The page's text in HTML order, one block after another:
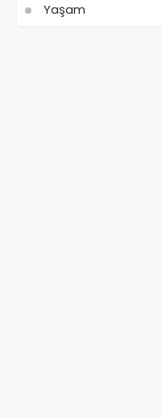
Yaşam